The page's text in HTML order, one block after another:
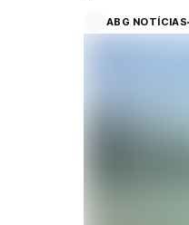
ABG NOTÍCIAS